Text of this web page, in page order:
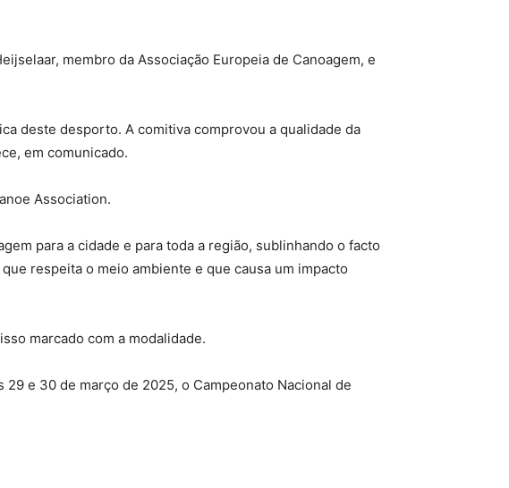
membro da Associação Europeia de Canoagem, e
deste desporto. A comitiva comprovou a qualidade da
em comunicado.
Association.
para a cidade e para toda a região, sublinhando o facto
respeita o meio ambiente e que causa um impacto
marcado com a modalidade.
e 30 de março de 2025, o Campeonato Nacional de